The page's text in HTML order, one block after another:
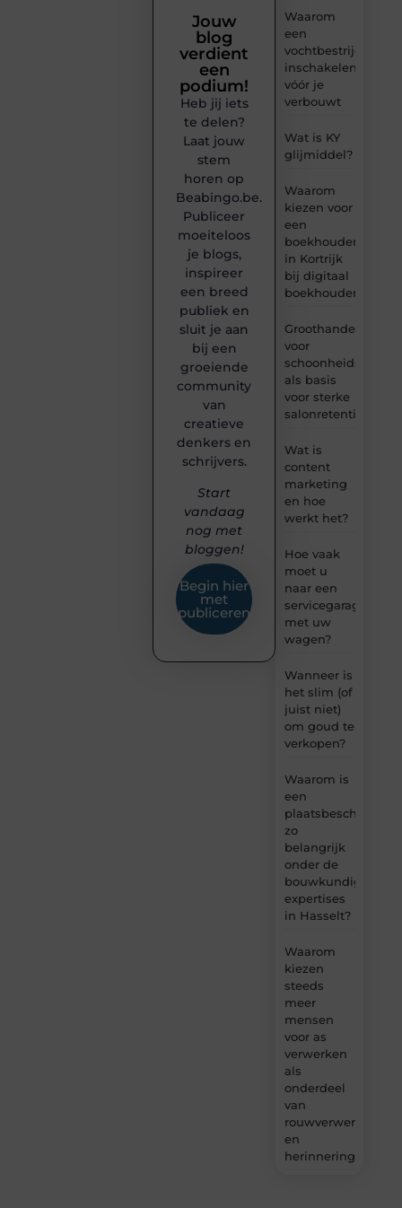
Waarom
een
inschakelen
vóór je
verbouwt
Wat is KY
glijmiddel?
Waarom
kiezen voor
een
boekhouder
in Kortrijk
bij digitaal
boekhouden?
Groothandel
voor
als basis
voor sterke
salonretentie
Wat is
content
marketing
en hoe
werkt het?
Hoe vaak
moet u
naar een
servicegarage
met uw
wagen?
Wanneer is
het slim (of
juist niet)
om goud te
verkopen?
Waarom is
een
plaatsbeschrijving
zo
belangrijk
onder de
bouwkundige
expertises
in Hasselt?
Waarom
kiezen
steeds
meer
mensen
voor as
verwerken
als
onderdeel
van
rouwverwerking
en
herinnering?
Jouw
blog
verdient
een
podium!
Heb jij iets
te delen?
Laat jouw
stem
horen op
Beabingo.be.
Publiceer
moeiteloos
je blogs,
inspireer
een breed
publiek en
sluit je aan
bij een
groeiende
community
van
creatieve
denkers en
schrijvers.
Start
vandaag
nog met
bloggen!
Begin hier
met
publiceren